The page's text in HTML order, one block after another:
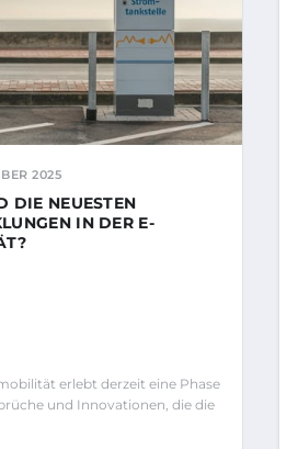
2025
DIE NEUESTEN
IN DER E-
erlebt derzeit eine Phase
und Innovationen, die die